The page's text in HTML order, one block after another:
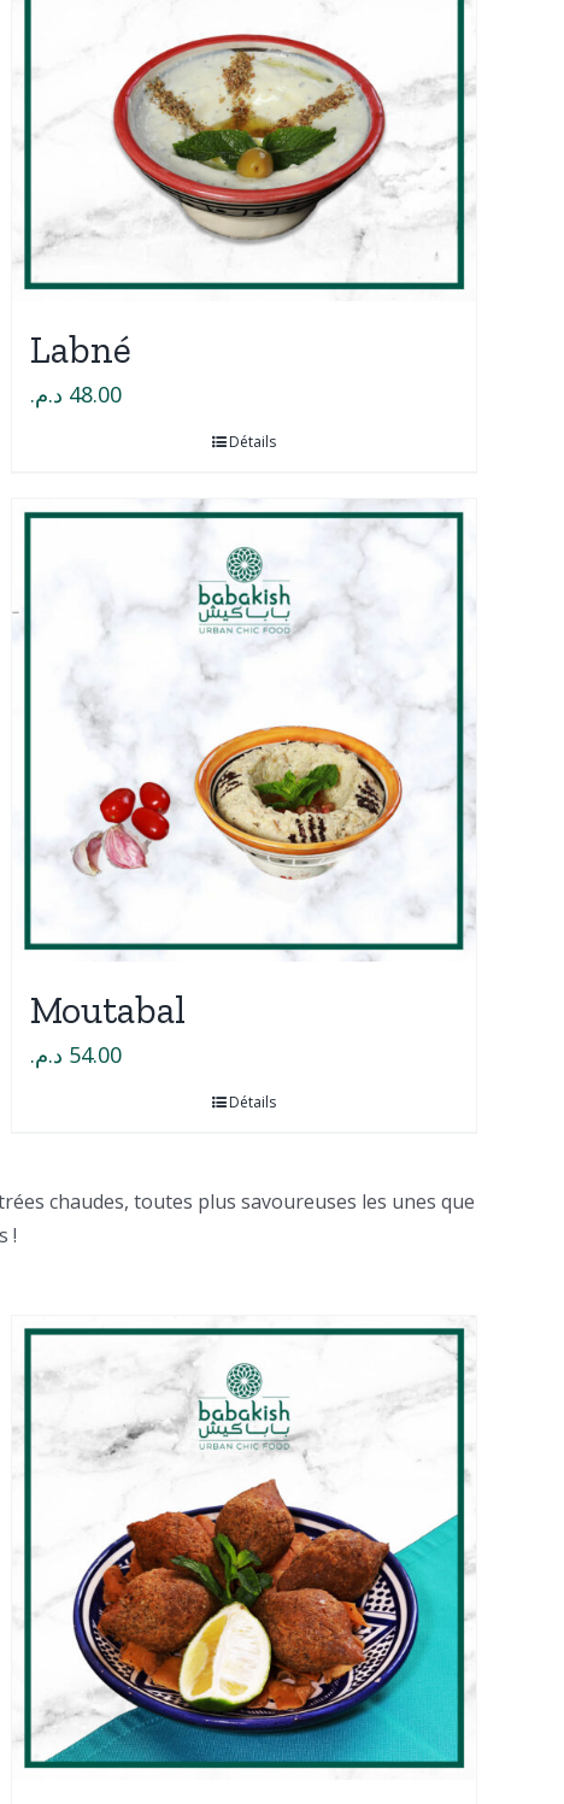
Labné
48.00 د.م.
Détails
Moutabal
54.00 د.م.
Détails
chaudes, toutes plus savoureuses les unes que
!